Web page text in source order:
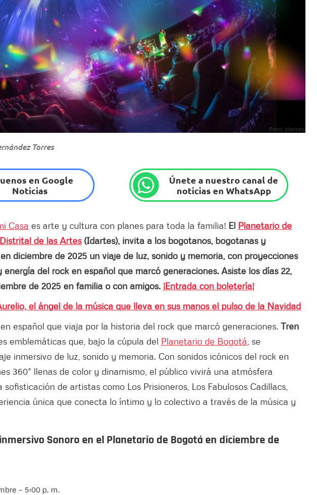
Foto: Idartes.
Torres
en Google
Noticias
Únete a nuestro canal de
noticias en WhatsApp
Casa es arte y cultura con planes para toda la familia! El Planetario de
de las Artes(Idartes), invita a los bogotanos, bogotanas y
diciembre de 2025 un viaje de luz, sonido y memoria, con proyecciones
energía del rock en español que marcó generaciones. Asiste los días 22,
de 2025 en familia o con amigos. ¡Entrada con boletería!
el ángel de la música que lleva en sus manos el pulso de la Navidad
español que viaja por la historia del rock que marcó generaciones. Tren
emblemáticas que, bajo la cúpula del Planetario de Bogotá , se
inmersivo de luz, sonido y memoria. Con sonidos icónicos del rock en
360° llenas de color y dinamismo, el público vivirá una atmósfera
de artistas como Los Prisioneros, Los Fabulosos Cadillacs,
única que conecta lo íntimo y lo colectivo a través de la música y
Sonoro en el Planetario de Bogotá en diciembre de
– 5:00 p. m.